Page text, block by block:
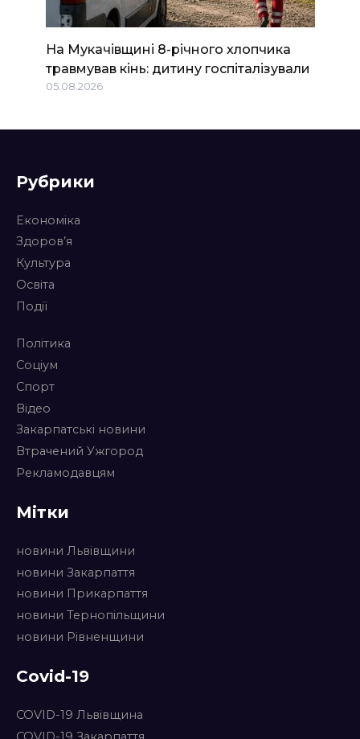
На Мукачівщині 8-річного хлопчика
травмував кінь: дитину госпіталізували
05.08.2026
Рубрики
Економіка
Здоров’я
Культура
Освіта
Події
Політика
Соціум
Спорт
Відео
Закарпатські новини
Втрачений Ужгород
Рекламодавцям
Мітки
новини Львівщини
новини Закарпаття
новини Прикарпаття
новини Тернопільщини
новини Рівненщини
Covid-19
COVID-19 Львівщина